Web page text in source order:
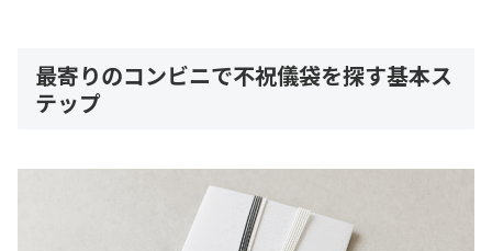
最寄りのコンビニで不祝儀袋を探す基本ス
テップ